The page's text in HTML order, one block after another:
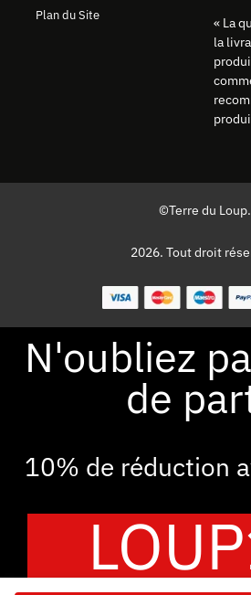
Plan du Site
« La
la
©Terre du Loup.
2026. Tout droit
N'oubliez
de
10% de réduction